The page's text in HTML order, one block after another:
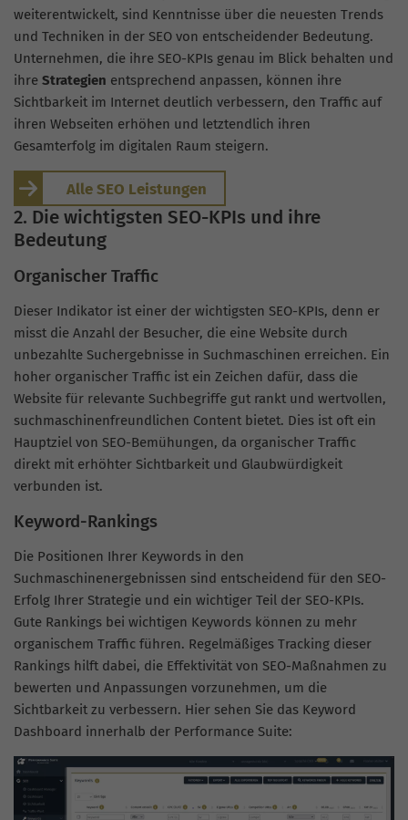
weiterentwickelt, sind Kenntnisse über die neuesten Trends
und Techniken in der SEO von entscheidender Bedeutung.
Unternehmen, die ihre SEO-KPIs genau im Blick behalten und
ihre Strategien entsprechend anpassen, können ihre
Sichtbarkeit im Internet deutlich verbessern, den Traffic auf
ihren Webseiten erhöhen und letztendlich ihren
Gesamterfolg im digitalen Raum steigern.
Alle SEO Leistungen
2. Die wichtigsten SEO-KPIs und ihre
Bedeutung
Organischer Traffic
Dieser Indikator ist einer der wichtigsten SEO-KPIs, denn er
misst die Anzahl der Besucher, die eine Website durch
unbezahlte Suchergebnisse in Suchmaschinen erreichen. Ein
hoher organischer Traffic ist ein Zeichen dafür, dass die
Website für relevante Suchbegriffe gut rankt und wertvollen,
suchmaschinenfreundlichen Content bietet. Dies ist oft ein
Hauptziel von SEO-Bemühungen, da organischer Traffic
direkt mit erhöhter Sichtbarkeit und Glaubwürdigkeit
verbunden ist.
Keyword-Rankings
Die Positionen Ihrer Keywords in den
Suchmaschinenergebnissen sind entscheidend für den SEO-
Erfolg Ihrer Strategie und ein wichtiger Teil der SEO-KPIs.
Gute Rankings bei wichtigen Keywords können zu mehr
organischem Traffic führen. Regelmäßiges Tracking dieser
Rankings hilft dabei, die Effektivität von SEO-Maßnahmen zu
bewerten und Anpassungen vorzunehmen, um die
Sichtbarkeit zu verbessern. Hier sehen Sie das Keyword
Dashboard innerhalb der Performance Suite: